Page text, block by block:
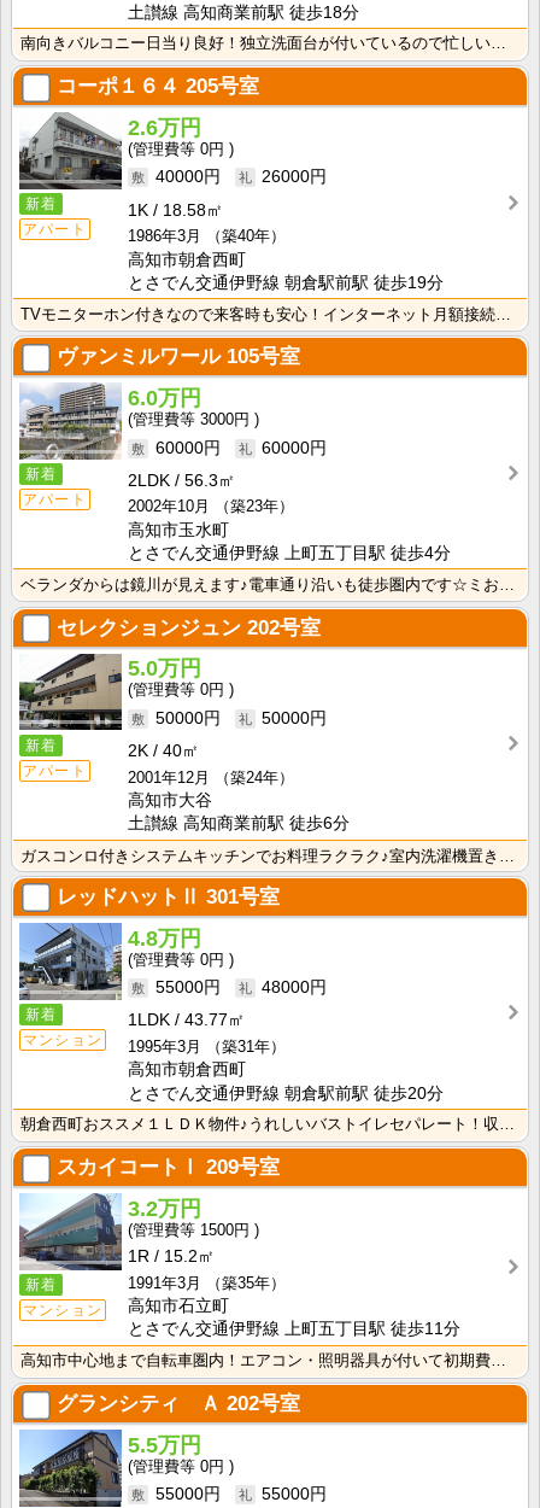
土讃線 高知商業前駅 徒歩18分
南向きバルコニー日当り良好！独立洗面台が付いているので忙しい朝の身支度も快適です！
コーポ１６４ 205号室
新着
アパート
2.6万円
0円
40000円
26000円
1K
18.58㎡
1986年3月
（築40年）
高知市朝倉西町
とさでん交通伊野線 朝倉駅前駅 徒歩19分
ヴァンミルワール105号室
新着
アパート
6.0万円
3000円
60000円
60000円
2LDK
56.3㎡
2002年10月
（築23年）
高知市玉水町
とさでん交通伊野線 上町五丁目駅 徒歩4分
セレクションジュン 202号室
新着
アパート
5.0万円
0円
50000円
50000円
2K
40㎡
2001年12月
（築24年）
高知市大谷
土讃線 高知商業前駅 徒歩6分
レッドハットⅡ 301号室
新着
マンション
4.8万円
0円
55000円
48000円
1LDK
43.77㎡
1995年3月
（築31年）
高知市朝倉西町
とさでん交通伊野線 朝倉駅前駅 徒歩20分
朝倉西町おススメ１ＬＤＫ物件♪うれしいバストイレセパレート！収納スペースがあるので荷物が片付きます！
スカイコートⅠ 209号室
新着
マンション
3.2万円
1500円
1R
15.2㎡
1991年3月
（築35年）
高知市石立町
とさでん交通伊野線 上町五丁目駅 徒歩11分
高知市中心地まで自転車圏内！エアコン・照明器具が付いて初期費用の節約になりますね！
グランシティ Ａ 202号室
5.5万円
0円
55000円
55000円